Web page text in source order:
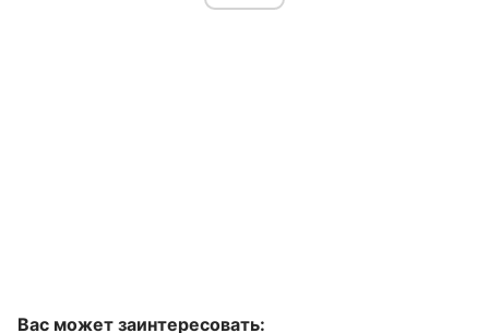
Вас может заинтересовать: